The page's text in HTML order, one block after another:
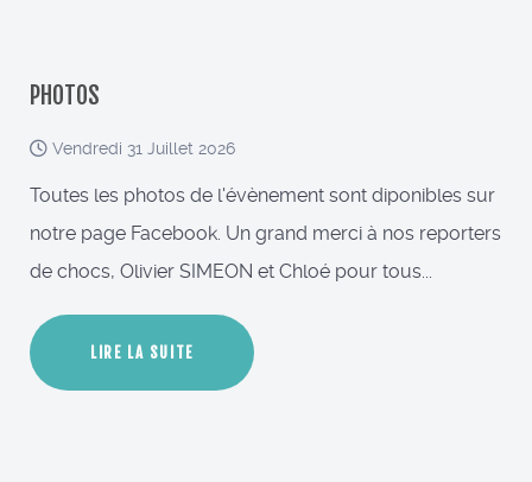
PHOTOS
Vendredi 31 Juillet 2026
Toutes les photos de l'évènement sont diponibles sur
notre page Facebook. Un grand merci à nos reporters
de chocs, Olivier SIMEON et Chloé pour tous...
LIRE LA SUITE